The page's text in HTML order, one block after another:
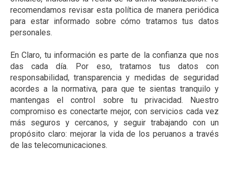
recomendamos revisar esta política de manera periódica
para estar informado sobre cómo tratamos tus datos
personales.
En Claro, tu información es parte de la confianza que nos
das cada día. Por eso, tratamos tus datos con
responsabilidad, transparencia y medidas de seguridad
acordes a la normativa, para que te sientas tranquilo y
mantengas el control sobre tu privacidad. Nuestro
compromiso es conectarte mejor, con servicios cada vez
más seguros y cercanos, y seguir trabajando con un
propósito claro: mejorar la vida de los peruanos a través
de las telecomunicaciones.